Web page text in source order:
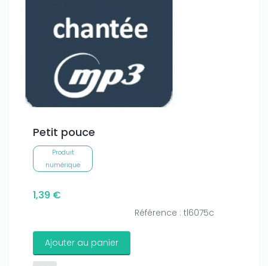
Petit pouce
Produit
numérique
1,39 €
Référence : tl6075c
Ajouter au panier